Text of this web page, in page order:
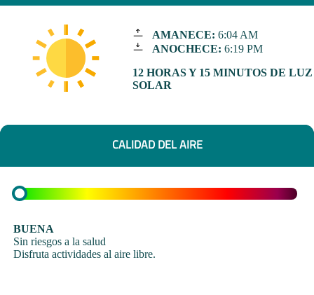
AMANECE: 6:04 AM
ANOCHECE: 6:19 PM
12 HORAS Y 15 MINUTOS DE LUZ
SOLAR
CALIDAD DEL AIRE
BUENA
Sin riesgos a la salud
Disfruta actividades al aire libre.